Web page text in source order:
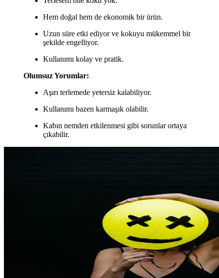
Hem doğal hem de ekonomik bir ürün.
Uzun süre etki ediyor ve kokuyu mükemmel bir
şekilde engelliyor.
Kullanımı kolay ve pratik.
Olumsuz Yorumlar:
Aşırı terlemede yetersiz kalabiliyor.
Kullanımı bazen karmaşık olabilir.
Kabın nemden etkilenmesi gibi sorunlar ortaya
çıkabilir.